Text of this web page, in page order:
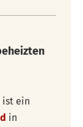
ist ein
in